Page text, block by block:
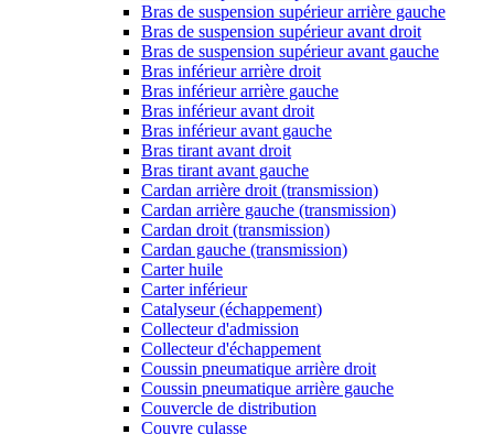
Bras de suspension supérieur arrière gauche
Bras de suspension supérieur avant droit
Bras de suspension supérieur avant gauche
Bras inférieur arrière droit
Bras inférieur arrière gauche
Bras inférieur avant droit
Bras inférieur avant gauche
Bras tirant avant droit
Bras tirant avant gauche
Cardan arrière droit (transmission)
Cardan arrière gauche (transmission)
Cardan droit (transmission)
Cardan gauche (transmission)
Carter huile
Carter inférieur
Catalyseur (échappement)
Collecteur d'admission
Collecteur d'échappement
Coussin pneumatique arrière droit
Coussin pneumatique arrière gauche
Couvercle de distribution
Couvre culasse